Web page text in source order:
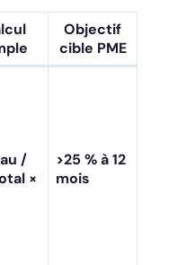
Objectif
cible PME
/
×
>25 % à 12
mois